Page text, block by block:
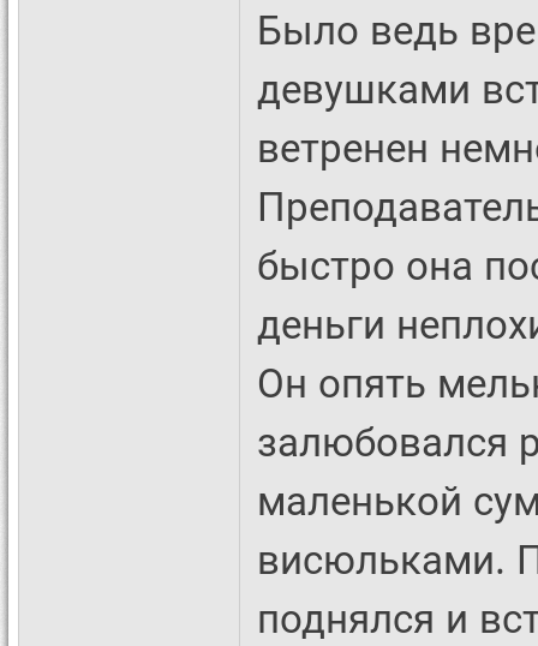
Было ведь
девушками
ветренен
быстро она
деньги
Он опять
залюбовался
маленькой
висюльками.
поднялся и